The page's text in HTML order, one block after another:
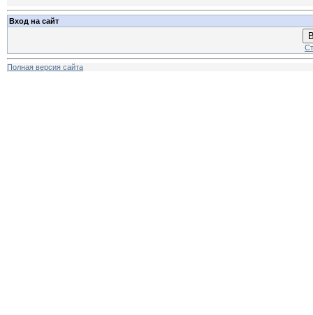
Вход на сайт
Полная версия сайта